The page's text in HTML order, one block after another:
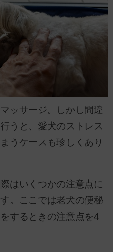
ッサージ。しかし間違
うと、愛犬のストレス
うケースも珍しくあり
はいくつかの注意点に
。ここでは老犬の便秘
するときの注意点を4